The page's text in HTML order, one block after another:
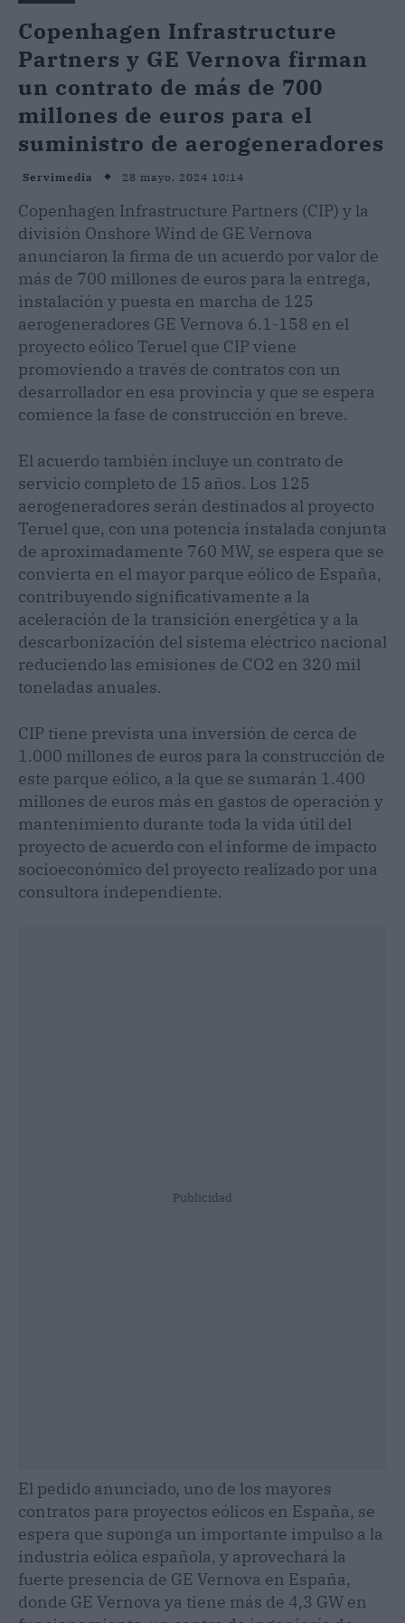
Copenhagen Infrastructure
Partners y GE Vernova firman
un contrato de más de 700
millones de euros para el
suministro de aerogeneradores
Servimedia 28 mayo, 2024 10:14
Copenhagen Infrastructure Partners (CIP) y la
división Onshore Wind de GE Vernova
anunciaron la firma de un acuerdo por valor de
más de 700 millones de euros para la entrega,
instalación y puesta en marcha de 125
aerogeneradores GE Vernova 6.1-158 en el
proyecto eólico Teruel que CIP viene
promoviendo a través de contratos con un
desarrollador en esa provincia y que se espera
comience la fase de construcción en breve.
El acuerdo también incluye un contrato de
servicio completo de 15 años. Los 125
aerogeneradores serán destinados al proyecto
Teruel que, con una potencia instalada conjunta
de aproximadamente 760 MW, se espera que se
convierta en el mayor parque eólico de España,
contribuyendo significativamente a la
aceleración de la transición energética y a la
descarbonización del sistema eléctrico nacional
reduciendo las emisiones de CO2 en 320 mil
toneladas anuales.
CIP tiene prevista una inversión de cerca de
1.000 millones de euros para la construcción de
este parque eólico, a la que se sumarán 1.400
millones de euros más en gastos de operación y
mantenimiento durante toda la vida útil del
proyecto de acuerdo con el informe de impacto
socioeconómico del proyecto realizado por una
consultora independiente.
Publicidad
El pedido anunciado, uno de los mayores
contratos para proyectos eólicos en España, se
espera que suponga un importante impulso a la
industria eólica española, y aprovechará la
fuerte presencia de GE Vernova en España,
donde GE Vernova ya tiene más de 4,3 GW en